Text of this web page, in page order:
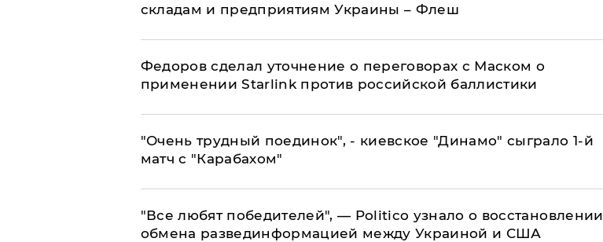
складам и предприятиям Украины – Флеш
Федоров сделал уточнение о переговорах с Маском о
применении Starlink против российской баллистики
"Очень трудный поединок", - киевское "Динамо" сыграло 1-й
матч с "Карабахом"
​"Все любят победителей", — Politico узнало о восстановлении
обмена развединформацией между Украиной и США